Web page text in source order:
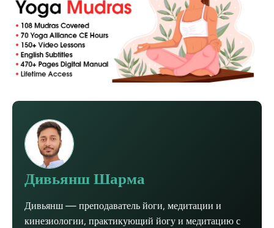
Дивьянш Шарма
Дивьянш — преподаватель йоги, медитации и
кинезиологии, практикующий йогу и медитацию с